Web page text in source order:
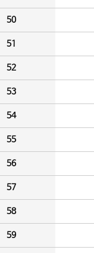
50
51
52
53
54
55
56
57
58
59